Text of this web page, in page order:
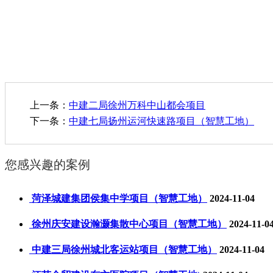
上一条： 中建二局徐州万科中山都会项目
下一条： 中建七局扬州运河快速路项目（智慧工地）
您感兴趣的案例
菏泽城建集团侯集中学项目（智慧工地） 2024-11-04
徐州庆安建设瀚灏集散中心项目（智慧工地） 2024-11-
中建三局徐州城北客运站项目（智慧工地） 2024-11-04